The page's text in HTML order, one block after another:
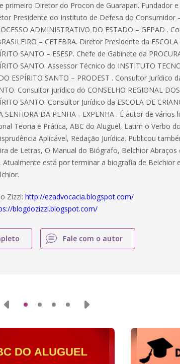
primeiro Diretor do Procon de Guarapari. Fundador
Presidente do Instituto de Defesa do Consumidor
ADMINISTRATIVO DO ESTADO – GEPAD .
– CETEBRA. Diretor Presidente da
SANTO – ESESP. Chefe de Gabinete da
SANTO. Assessor Técnico do INSTITUTO
ESPÍRITO SANTO – PRODEST . Consultor Jurídico
Consultor jurídico do CONSELHO REGIONAL DOS
SANTO. Consultor Jurídico da ESCOLA DE
SENHORA DA PENHA - EXPENHA . É autor de
Teoria e Prática, ABC do Aluguel, Latim o Verbo
Aplicável, Redação Jurídica. Publicou
de Letras, O Manual do Biógrafo, Belchior Abraços
Atualmente está por terminar a biografia de Belchior
Zizzi:http://ezadvocacia.blogspot.com/
blogdozizzi.blogspot.com/
Fale com o autor